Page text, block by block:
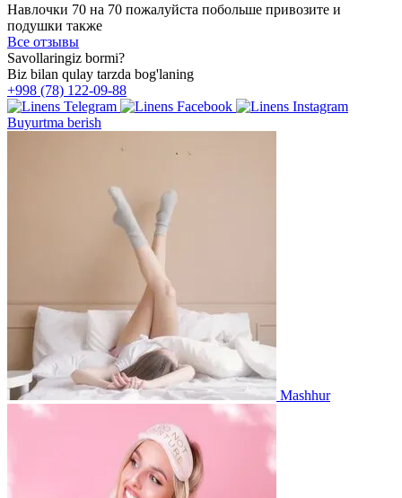
Навлочки 70 на 70 пожалуйста побольше привозите и
подушки также
Все отзывы
Savollaringiz bormi?
Biz bilan qulay tarzda bog'laning
+998 (78) 122-09-88
Buyurtma berish
Mashhur